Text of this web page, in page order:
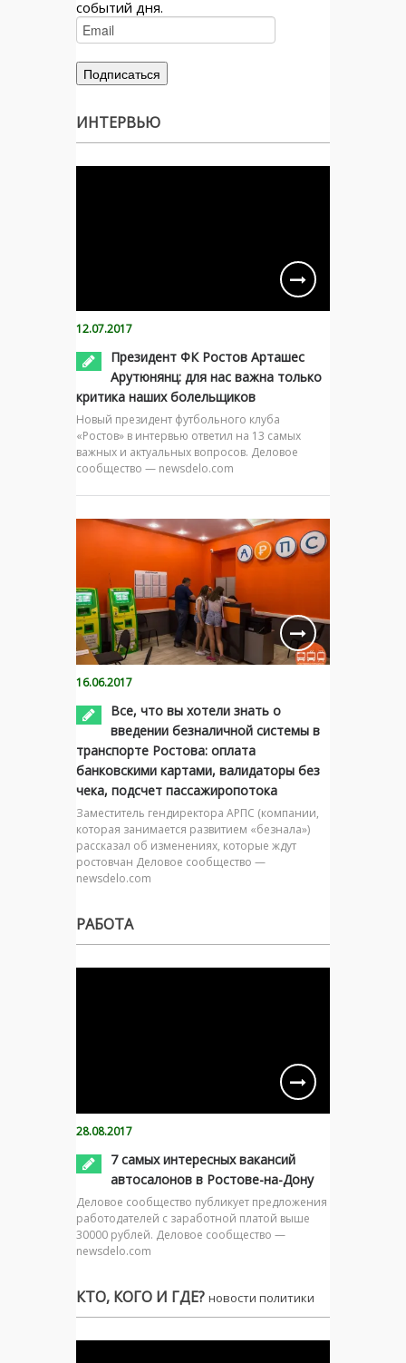
событий дня.
ИНТЕРВЬЮ
12.07.2017
Президент ФК Ростов Арташес
Арутюнянц: для нас важна только
критика наших болельщиков
Новый президент футбольного клуба
«Ростов» в интервью ответил на 13 самых
важных и актуальных вопросов. Деловое
сообщество — newsdelo.com
16.06.2017
Все, что вы хотели знать о
введении безналичной системы в
транспорте Ростова: оплата
банковскими картами, валидаторы без
чека, подсчет пассажиропотока
Заместитель гендиректора АРПС (компании,
которая занимается развитием «безнала»)
рассказал об изменениях, которые ждут
ростовчан Деловое сообщество —
newsdelo.com
РАБОТА
28.08.2017
7 самых интересных вакансий
автосалонов в Ростове-на-Дону
Деловое сообщество публикует предложения
работодателей с заработной платой выше
30000 рублей. Деловое сообщество —
newsdelo.com
КТО, КОГО И ГДЕ? новости политики